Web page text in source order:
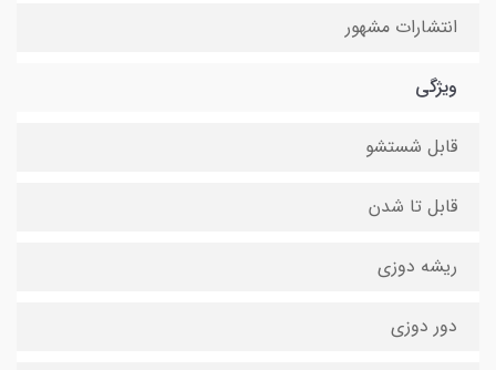
انتشارات مشهور
ویژگی
قابل شستشو
قابل تا شدن
ریشه دوزی
دور دوزی